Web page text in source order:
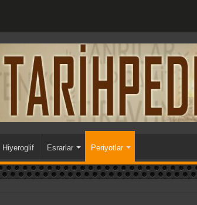
Hiyeroglif Esrarlar Periyotlar